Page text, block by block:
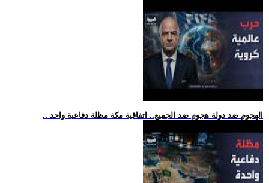
.. الهجوم ضد دولة هجوم ضد الجميع.. اتفاقية مكة مظلة دفاعية واحد